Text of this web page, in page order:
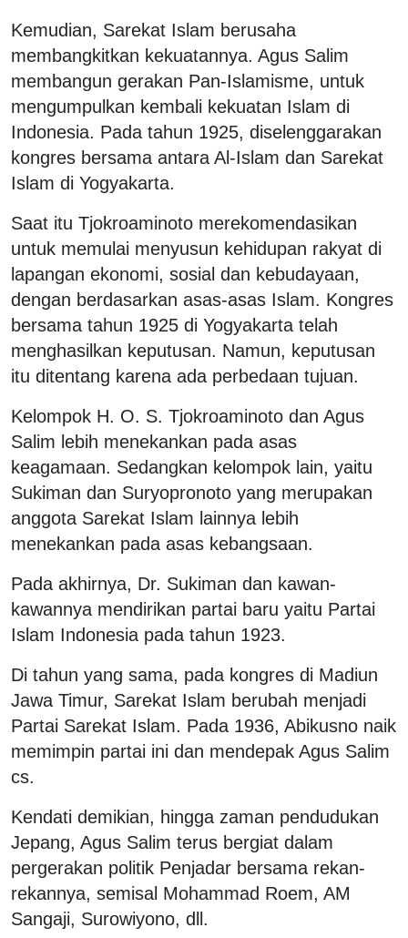
Kemudian, Sarekat Islam berusaha
membangkitkan kekuatannya. Agus Salim
membangun gerakan Pan-Islamisme, untuk
mengumpulkan kembali kekuatan Islam di
Indonesia. Pada tahun 1925, diselenggarakan
kongres bersama antara Al-Islam dan Sarekat
Islam di Yogyakarta.
Saat itu Tjokroaminoto merekomendasikan
untuk memulai menyusun kehidupan rakyat di
lapangan ekonomi, sosial dan kebudayaan,
dengan berdasarkan asas-asas Islam. Kongres
bersama tahun 1925 di Yogyakarta telah
menghasilkan keputusan. Namun, keputusan
itu ditentang karena ada perbedaan tujuan.
Kelompok H. O. S. Tjokroaminoto dan Agus
Salim lebih menekankan pada asas
keagamaan. Sedangkan kelompok lain, yaitu
Sukiman dan Suryopronoto yang merupakan
anggota Sarekat Islam lainnya lebih
menekankan pada asas kebangsaan.
Pada akhirnya, Dr. Sukiman dan kawan-
kawannya mendirikan partai baru yaitu Partai
Islam Indonesia pada tahun 1923.
Di tahun yang sama, pada kongres di Madiun
Jawa Timur, Sarekat Islam berubah menjadi
Partai Sarekat Islam. Pada 1936, Abikusno naik
memimpin partai ini dan mendepak Agus Salim
cs.
Kendati demikian, hingga zaman pendudukan
Jepang, Agus Salim terus bergiat dalam
pergerakan politik Penjadar bersama rekan-
rekannya, semisal Mohammad Roem, AM
Sangaji, Surowiyono, dll.